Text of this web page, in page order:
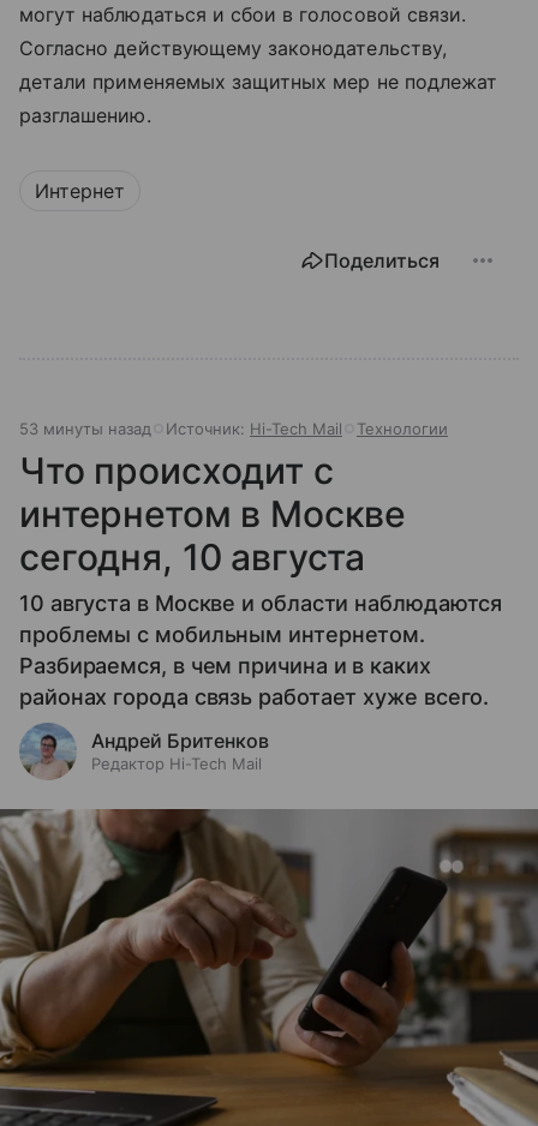
могут наблюдаться и сбои в голосовой связи.
Согласно действующему законодательству,
детали применяемых защитных мер не подлежат
разглашению.
Интернет
Поделиться
53 минуты назад Источник: Hi-Tech Mail Технологии
Что происходит с
интернетом в Москве
сегодня, 10 августа
10 августа в Москве и области наблюдаются
проблемы с мобильным интернетом.
Разбираемся, в чем причина и в каких
районах города связь работает хуже всего.
Андрей Бритенков
Редактор Hi-Tech Mail